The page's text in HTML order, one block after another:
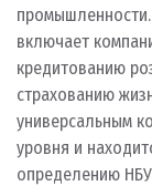
включает
кредитованию
страхованию
универсальным
уровня и
определению